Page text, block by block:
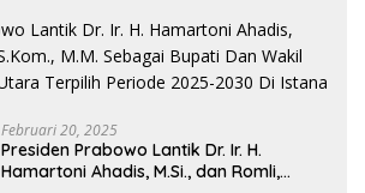
dan Perdagangan
Februari 20, 2025
Presiden Prabowo Lantik Dr. Ir. H.
Hamartoni Ahadis, M.Si., dan Romli,